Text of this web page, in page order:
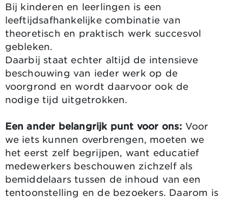
Bij kinderen en leerlingen is een
leeftijdsafhankelijke combinatie van
theoretisch en praktisch werk succesvol
gebleken.
Daarbij staat echter altijd de intensieve
beschouwing van ieder werk op de
voorgrond en wordt daarvoor ook de
nodige tijd uitgetrokken.
Een ander belangrijk punt voor ons: Voor
we iets kunnen overbrengen, moeten we
het eerst zelf begrijpen, want educatief
medewerkers beschouwen zichzelf als
bemiddelaars tussen de inhoud van een
tentoonstelling en de bezoekers. Daarom is